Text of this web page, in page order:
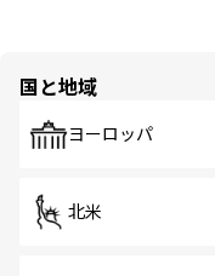
国と地域
ヨーロッパ
北米